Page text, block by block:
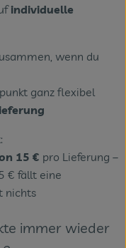
individuelle
wenn du
ganz flexibel
15 € pro Lieferung –
€ fällt eine
nichts
immer wieder